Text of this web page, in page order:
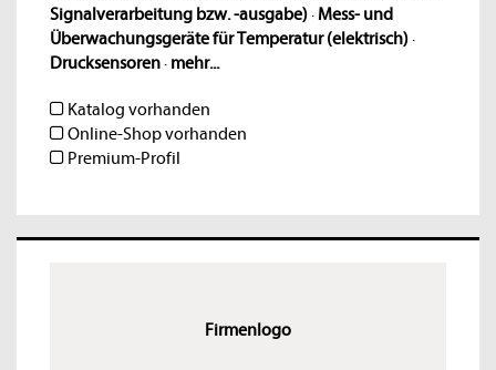
Signalverarbeitung bzw. -ausgabe)· Mess- und
Überwachungsgeräte für Temperatur (elektrisch)·
Drucksensoren· mehr...
Katalog vorhanden
Online-Shop vorhanden
Premium-Profil
Firmenlogo